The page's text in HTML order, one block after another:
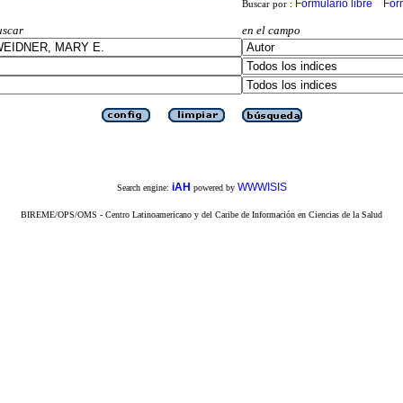
Buscar por : Formulario libre
en el campo
Search engine: iAH powered by WWWISIS
BIREME/OPS/OMS - Centro Latinoamericano y del Caribe de Información en Ciencias de la Salud